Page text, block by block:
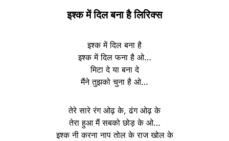
इश्क में दिल बना है लिरिक्स
इश्क में दिल बना है
इश्क में दिल फना है ओ…
मिटा दे या बना दे
मैंने तुझको चुना है ओ…
तेरे सारे रंग ओढ़ के, ढंग ओढ़ के
तेरा हुआ मैं सबको छोड़ के ओ…
इश्क नी करना नाप तोल के राज खोल के